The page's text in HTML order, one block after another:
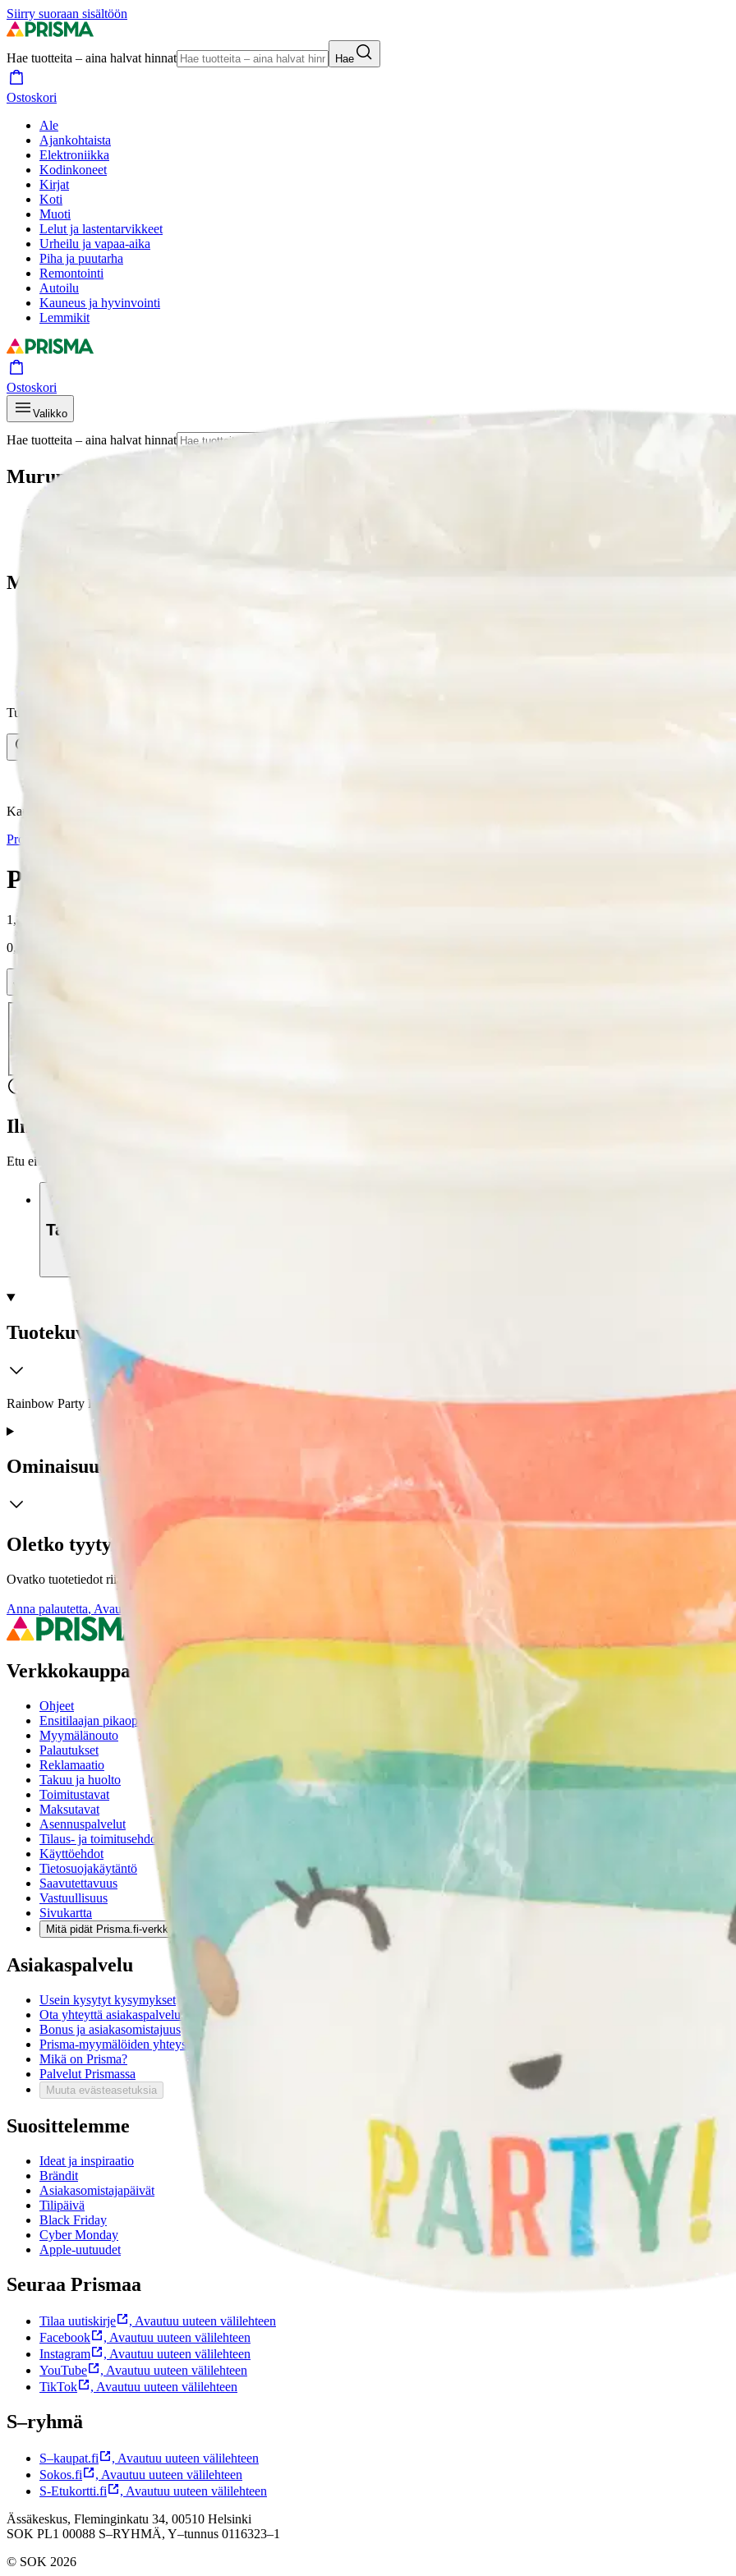
Siirry suoraan sisältöön
Hae tuotteita – aina halvat hinnat Hae
Ostoskori
Ale
Ajankohtaista
Elektroniikka
Kodinkoneet
Kirjat
Koti
Muoti
Lelut ja lastentarvikkeet
Urheilu ja vapaa-aika
Piha ja puutarha
Remontointi
Autoilu
Kauneus ja hyvinvointi
Lemmikit
Ostoskori
Valikko
Hae tuotteita – aina halvat hinnat
Murupolku
Murupolku
Tuotekuvat- ja videot
Karusellin nuolipainikkeet
Procos
Procos Rainbow Party FSC kartonkimukit 200ml
1,49 €
0,19 €/kpl
Verkkokaupan hinta
Valitse toimitustapa
Ilmainen toimitus yli 100 €:n tilauksille Postin pakettiautomaattiin tai
Etu ei koske Suuri‑lisäpalvelulla toimitettavia tuotteita.
Tarkista myymäläsaatavuus
Tuotekuvaus
Rainbow Party FSC kartonkimukit 200ml
Ominaisuudet
Oletko tyytyväinen tuotetietoihin?
Ovatko tuotetiedot riittävät? Jos tuotetiedoissa on puutteita tai niitä voisi muuten parantaa, anna palautetta.
Anna palautetta, Avautuu uuteen välilehteen
Verkkokauppa
Ohjeet
Ensitilaajan pikaopas
Myymälänouto
Palautukset
Reklamaatio
Takuu ja huolto
Toimitustavat
Maksutavat
Asennuspalvelut
Tilaus- ja toimitusehdot
Käyttöehdot
Tietosuojakäytäntö
Saavutettavuus
Vastuullisuus
Sivukartta
Mitä pidät Prisma.fi-verkkokaupasta?
Asiakaspalvelu
Usein kysytyt kysymykset
Ota yhteyttä asiakaspalveluun
Bonus ja asiakasomistajuus
Prisma-myymälöiden yhteystiedot
Mikä on Prisma?
Palvelut Prismassa
Muuta evästeasetuksia
Suosittelemme
Ideat ja inspiraatio
Brändit
Asiakasomistajapäivät
Tilipäivä
Black Friday
Cyber Monday
Apple-uutuudet
Seuraa Prismaa
Tilaa uutiskirje , Avautuu uuteen välilehteen
Facebook
, Avautuu uuteen välilehteen
Instagram
, Avautuu uuteen välilehteen
YouTube
, Avautuu uuteen välilehteen
TikTok
, Avautuu uuteen välilehteen
S–ryhmä
S–kaupat.fi , Avautuu uuteen välilehteen
Sokos.fi
, Avautuu uuteen välilehteen
S-Etukortti.fi
, Avautuu uuteen välilehteen
Ässäkeskus, Fleminginkatu 34, 00510 Helsinki
SOK PL1 00088 S–RYHMÄ, Y–tunnus 0116323–1
© SOK 2026